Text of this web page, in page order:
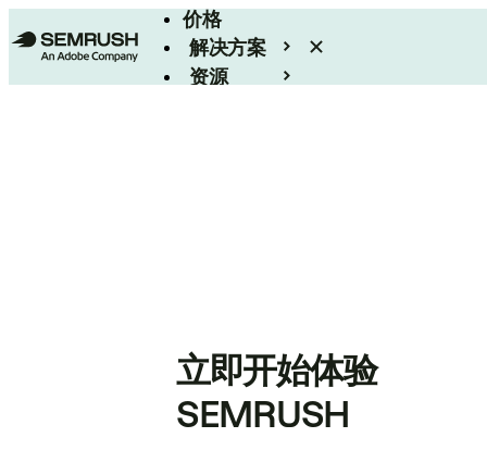
价格
解决方案
资源
立即开始体验
SEMRUSH